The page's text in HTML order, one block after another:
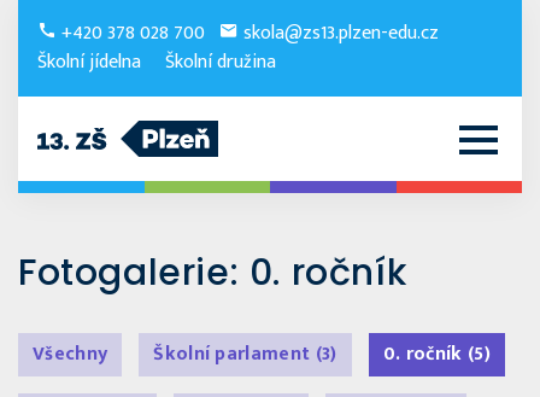
+420 378 028 700
skola@zs13.plzen-edu.cz
Školní jídelna
Školní družina
Fotogalerie: 0. ročník
Všechny Školní parlament (3) 0. ročník (5)